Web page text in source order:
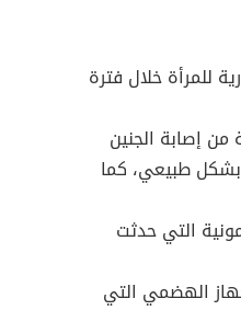
للمرأة خلال فترة
إصابة الجنين
بشكل طبيعي، كما
التي حدثت
الهضمي التي